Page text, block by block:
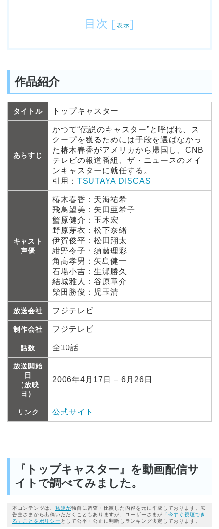
目次 [ 表示]
作品紹介
タイトル トップキャスター
あらすじ
かつて“伝説のキャスター”と呼ばれ、ス
クープを獲るためには手段を選ばなかっ
た椿木春香がアメリカから帰国し、CNB
テレビの報道番組、ザ・ニュースのメイ
ンキャスターに就任する。
引用： TSUTAYA DISCAS
キャスト
声優
椿木春香：天海祐希
飛鳥望美：矢田亜希子
蟹原健介：玉木宏
野原芽衣：松下奈緒
伊賀俊平：松田翔太
紺野令子：須藤理彩
角高孝男：矢島健一
石場小吉：生瀬勝久
結城雅人：谷原章介
柴田勝俊：児玉清
放送会社 フジテレビ
制作会社 フジテレビ
話数 全10話
放送開始
日
（放映
日）
2006年4月17日 – 6月26日
リンク 公式サイト
『トップキャスター』を動画配信サ
イトで調べてみました。
本コンテンツは、 私達が独自に調査・比較した内容を元に作成しております。広
告主さまから出稿いただくこともありますが、ユーザーさまが 「今すぐ視聴でき
る」ことをポリシー として公平・公正に判断しランキング決定しております。